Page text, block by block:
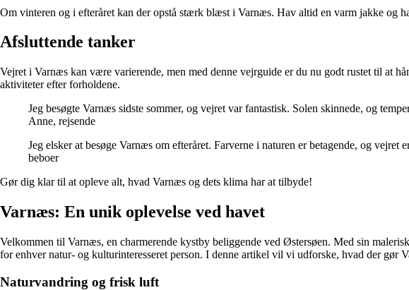
Om vinteren og i efteråret kan der opstå stærk blæst i Varnæs. Hav altid en varm jakke og
Afsluttende tanker
Vejret i Varnæs kan være varierende, men med denne vejrguide er du nu godt rustet til at
aktiviteter efter forholdene.
Jeg besøgte Varnæs sidste sommer, og vejret var fantastisk. Solen skinnede, og
Anne, rejsende
Jeg elsker at besøge Varnæs om efteråret. Farverne i naturen er betagende, og
beboer
Gør dig klar til at opleve alt, hvad Varnæs og dets klima har at tilbyde!
Varnæs: En unik oplevelse ved havet
Velkommen til Varnæs, en charmerende kystby beliggende ved Østersøen. Med sin
for enhver natur- og kulturinteresseret person. I denne artikel vil vi udforske, hvad der gør
Naturvandring og frisk luft